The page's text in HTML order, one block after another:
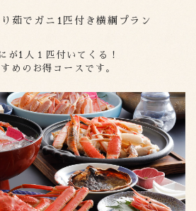
茹でガニ1匹付き横綱プラン
が1人１匹付いてくる！
めのお得コースです。